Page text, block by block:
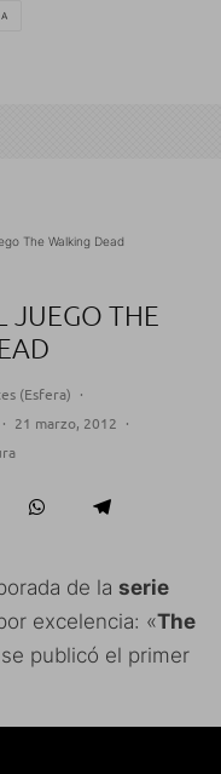
The Walking Dead
JUEGO THE
(Esfera) ·
· 21 marzo, 2012 ·
de la serie
excelencia: «The
publicó el primer